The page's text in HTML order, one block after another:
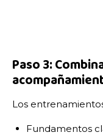
Paso 3:
Los
Fundamentos